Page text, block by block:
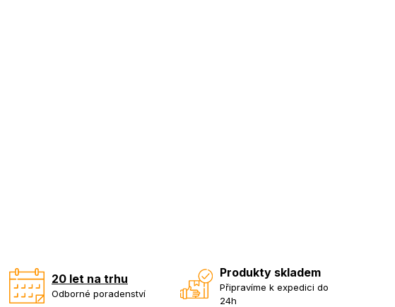
20 let na trhu
Odborné poradenství
Produkty skladem
Připravíme k expedici do
24h